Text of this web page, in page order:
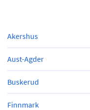
Akershus
Aust-Agder
Buskerud
Finnmark